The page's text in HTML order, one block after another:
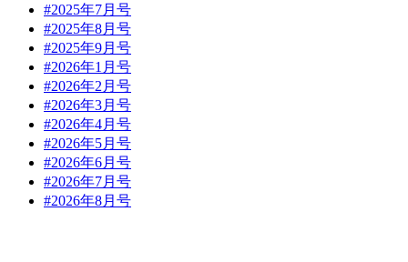
#2025年7月号
#2025年8月号
#2025年9月号
#2026年1月号
#2026年2月号
#2026年3月号
#2026年4月号
#2026年5月号
#2026年6月号
#2026年7月号
#2026年8月号